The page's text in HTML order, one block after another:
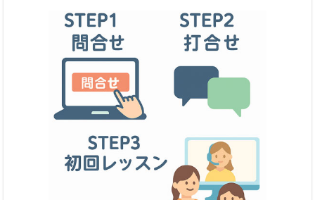
・前の単元をすっかり忘れてしまった
→早めに復習し直すのがベストです！もう一度、1から丁寧に
基本内容の確認を行い、子どもたちの遅れを取り戻す以上に
理解の定着を図ります。
②定期テスト対策
・定期テストの点数をあげたい
・どの問題がでるか予想してほしい